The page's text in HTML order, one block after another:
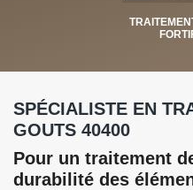
SPÉCIALISTE EN
GOUTS 40400
Pour un traitement
durabilité des